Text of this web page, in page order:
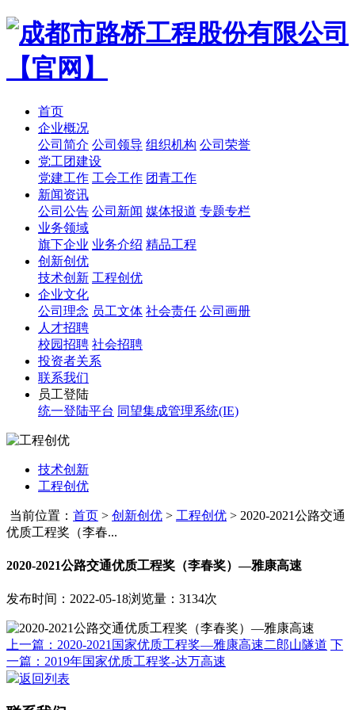
首页
企业概况
公司简介 公司领导 组织机构 公司荣誉
党工团建设
党建工作 工会工作 团青工作
新闻资讯
公司公告 公司新闻 媒体报道 专题专栏
业务领域
旗下企业 业务介绍 精品工程
创新创优
技术创新 工程创优
企业文化
公司理念 员工文体 社会责任 公司画册
人才招聘
校园招聘 社会招聘
投资者关系
联系我们
员工登陆
统一登陆平台 同望集成管理系统(IE)
技术创新
工程创优
当前位置： 首页 > 创新创优 > 工程创优 > 2020-2021公路交通
优质工程奖（李春...
2020-2021公路交通优质工程奖（李春奖）—雅康高速
发布时间：2022-05-18浏览量：3134次
上一篇：2020-2021国家优质工程奖—雅康高速二郎山隧道 下
一篇：2019年国家优质工程奖-达万高速
返回列表